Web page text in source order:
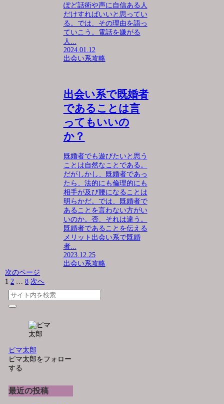
ぽど話術や声に自信ある人
だけすればいいと思ってい
る。では、その理由を語っ
ていこう。電話を嫌がる
人...
2024.01.12
出会い系攻略
出会い系で既婚者
であることは言
ってもいいの
か？
既婚者でも遊びたいと思う
ことは自然なことである。
だがしかし、既婚者であっ
たら、法的にも倫理的にも
相手が及び腰になることは
明らかだ。では、既婚者で
あることを言わない方がい
いのか。否、それは違う。
既婚者であることを伝える
メリット出会い系で既婚
者...
2023.12.25
出会い系攻略
次のページ
1 2 … 8 次へ
ピマ太郎
ピマ太郎をフォロー
する
最近の投稿